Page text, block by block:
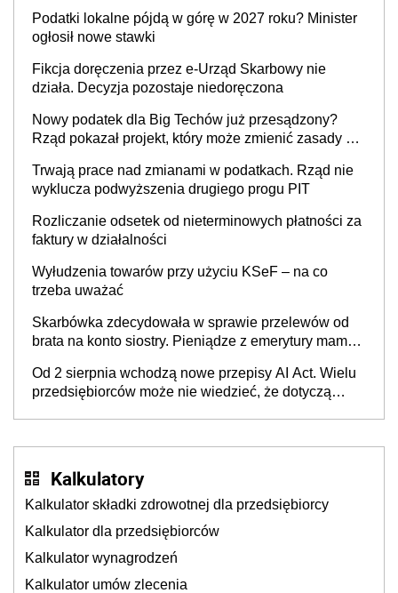
cywilnoprawnej jedynym racjonalnym wyjściem
Podatki lokalne pójdą w górę w 2027 roku? Minister
ogłosił nowe stawki
Fikcja doręczenia przez e-Urząd Skarbowy nie
działa. Decyzja pozostaje niedoręczona
Nowy podatek dla Big Techów już przesądzony?
Rząd pokazał projekt, który może zmienić zasady gry
Trwają prace nad zmianami w podatkach. Rząd nie
wyklucza podwyższenia drugiego progu PIT
Rozliczanie odsetek od nieterminowych płatności za
faktury w działalności
Wyłudzenia towarów przy użyciu KSeF – na co
trzeba uważać
Skarbówka zdecydowała w sprawie przelewów od
brata na konto siostry. Pieniądze z emerytury mamy
będzie
Od 2 sierpnia wchodzą nowe przepisy AI Act. Wielu
przedsiębiorców może nie wiedzieć, że dotyczą
Kalkulatory
Kalkulator składki zdrowotnej dla przedsiębiorcy
Kalkulator dla przedsiębiorców
Kalkulator wynagrodzeń
Kalkulator umów zlecenia